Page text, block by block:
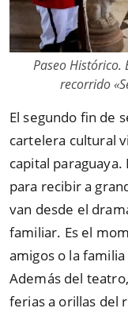
Paseo Histórico.
recorrido
El segundo fin de
cartelera cultural
capital paraguaya.
para recibir a
van desde el
familiar. Es el
amigos o la
Además del
ferias a orillas del